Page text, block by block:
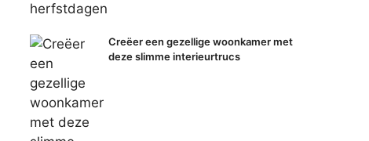
Creëer een gezellige woonkamer met
deze slimme interieurtrucs